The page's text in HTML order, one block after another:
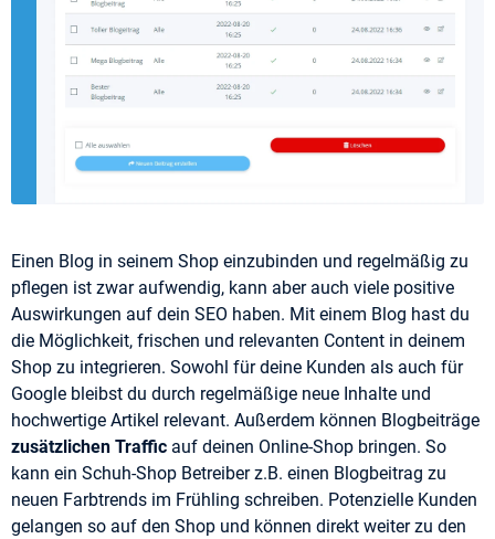
Einen Blog in seinem Shop einzubinden und regelmäßig zu
pflegen ist zwar aufwendig, kann aber auch viele positive
Auswirkungen auf dein SEO haben. Mit einem Blog hast du
die Möglichkeit, frischen und relevanten Content in deinem
Shop zu integrieren. Sowohl für deine Kunden als auch für
Google bleibst du durch regelmäßige neue Inhalte und
hochwertige Artikel relevant. Außerdem können Blogbeiträge
zusätzlichen Traffic auf deinen Online-Shop bringen. So
kann ein Schuh-Shop Betreiber z.B. einen Blogbeitrag zu
neuen Farbtrends im Frühling schreiben. Potenzielle Kunden
gelangen so auf den Shop und können direkt weiter zu den